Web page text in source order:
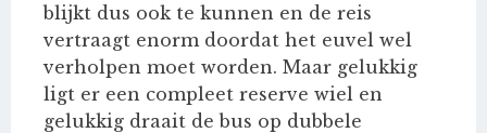
blijkt dus ook te kunnen en de reis
vertraagt enorm doordat het euvel wel
verholpen moet worden. Maar gelukkig
ligt er een compleet reserve wiel en
gelukkig draait de bus op dubbele